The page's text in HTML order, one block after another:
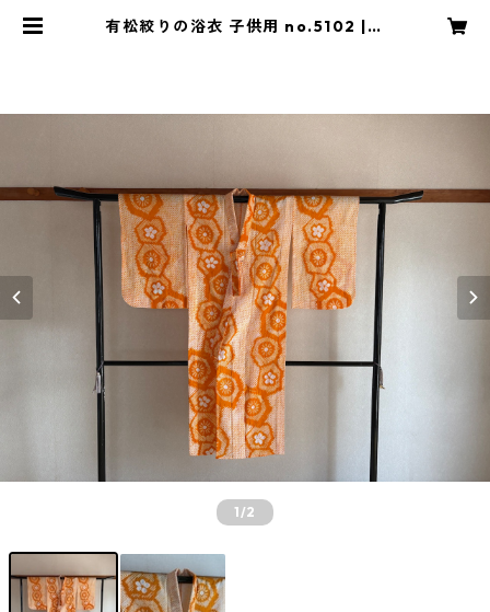
有松絞りの浴衣 子供用 no.5102 | K
1/2